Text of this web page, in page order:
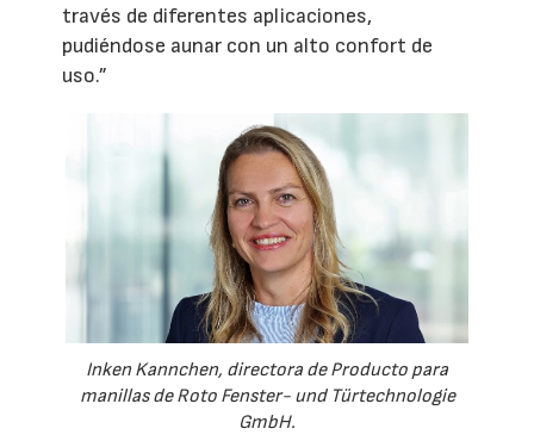
través de diferentes aplicaciones,
pudiéndose aunar con un alto confort de
uso.”
Inken Kannchen, directora de Producto para
manillas de Roto Fenster- und Türtechnologie
GmbH.